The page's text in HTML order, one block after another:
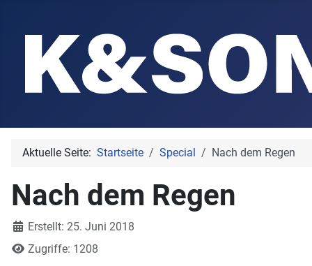
Aktuelle Seite: Startseite Special Nach dem Regen
Nach dem Regen
DetailsErstellt: 25. Juni 2018
Zugriffe: 1208